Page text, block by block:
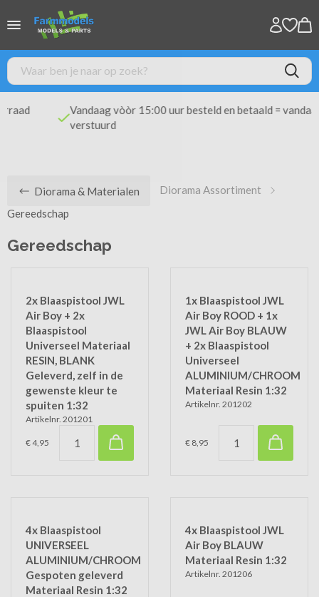
Vandaag vòòr 15:00 uur besteld en betaald = vandaag
verstuurd
Diorama & Materialen
Diorama Assortiment
Gereedschap
Gereedschap
2x Blaaspistool JWL
Air Boy + 2x
Blaaspistool
Universeel Materiaal
RESIN, BLANK
Geleverd, zelf in de
gewenste kleur te
spuiten 1:32
Artikelnr. 201201
€ 4,95
1x Blaaspistool JWL
Air Boy ROOD + 1x
JWL Air Boy BLAUW
+ 2x Blaaspistool
Universeel
ALUMINIUM/CHROOM
Materiaal Resin 1:32
Artikelnr. 201202
€ 8,95
4x Blaaspistool
UNIVERSEEL
ALUMINIUM/CHROOM
Gespoten geleverd
Materiaal Resin 1:32
4x Blaaspistool JWL
Air Boy BLAUW
Materiaal Resin 1:32
Artikelnr. 201206